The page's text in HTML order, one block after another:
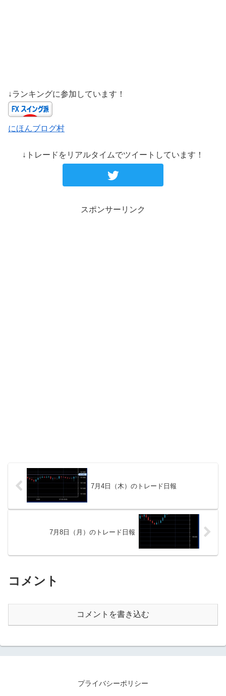
↓ランキングに参加しています！
にほんブログ村
↓トレードをリアルタイムでツイートしています！
スポンサーリンク
7月4日（木）のトレード日報
7月8日（月）のトレード日報
コメント
コメントを書き込む
プライバシーポリシー